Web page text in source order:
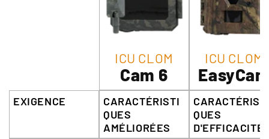
ICU CLOM
Cam 6
ICU CLOM
EXIGENCE
CARACTÉRISTI
QUES
AMÉLIORÉES
QUES
D'EFFICACITÉ